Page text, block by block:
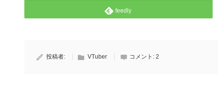
feedly
投稿者: VTuber コメント: 2